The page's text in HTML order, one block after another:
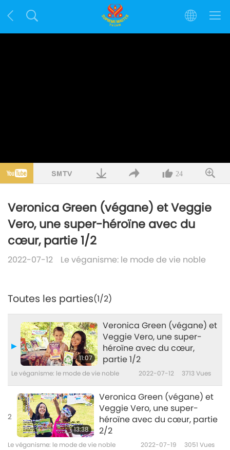
24
Veronica Green (végane) et Veggie
Vero, une super-héroïne avec du
cœur, partie 1/2
2022-07-12 Le véganisme: le mode de vie noble
Toutes les parties(1/2)
11:07
Veronica Green (végane) et
Veggie Vero, une super-
héroïne avec du cœur,
partie 1/2
Le véganisme: le mode de vie noble 2022-07-12 3713 Vues
2
13:38
Veronica Green (végane) et
Veggie Vero, une super-
héroïne avec du cœur, partie
2/2
Le véganisme: le mode de vie noble 2022-07-19 3051 Vues